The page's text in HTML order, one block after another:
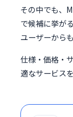
その中でも、
で候補に挙が
ユーザーから
仕様・価格・
適なサービス